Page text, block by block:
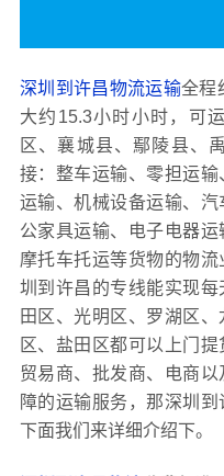
深圳到许昌物流运输全程
大约15.3小时小时，可
区、襄城县、鄢陵县、
接：整车运输、零担运
运输、机械设备运输、
公家具运输、电子电器
摩托车托运等货物的物
圳到许昌的专线能实现
田区、光明区、罗湖区
区、盐田区都可以上门
贸易商、批发商、电商
障的运输服务，那深圳
下面我们来详细介绍下。